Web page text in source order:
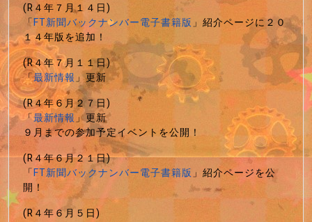
(R４年７月１４日)
「FT新聞バックナンバー電子書籍版」紹介ページに２０
１４年版を追加！
(R４年７月１１日)
「最新情報」更新
(R４年６月２７日)
「最新情報」更新
９月までの参加予定イベントを公開！
(R４年６月２１日)
「FT新聞バックナンバー電子書籍版」紹介ページを公
開！
(R４年６月５日)